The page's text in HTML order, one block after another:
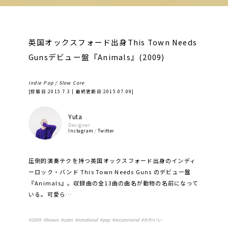
英国オックスフォード出身This Town Needs
Gunsデビュー盤『Animals』(2009)
Indie Pop / Slow Core
[投稿日:2015.7.3 | 最終更新日:2015.07.09]
Yuta
Designer
Instagram / Twitter
圧倒的演奏テクを持つ英国オックスフォード出身のインディ
ーロック・バンド This Town Needs Guns のデビュー盤
『Animals』。収録曲の全13曲の曲名が動物の名前になって
いる。可愛ら…
#2009#brown#calm #emotional#pop#recommend#かわいい